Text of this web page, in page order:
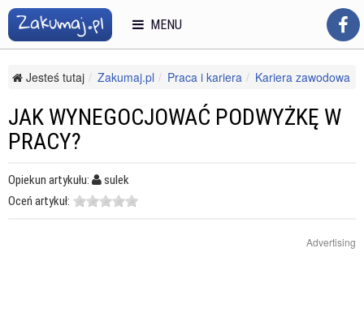
Jesteś tutaj Zakumaj.pl Praca i kariera
Kariera zawodowa
Jak wynegocjować podwyżkę w pracy?
JAK WYNEGOCJOWAĆ PODWYŻKĘ W
PRACY?
Opiekun artykułu:
sulek
Oceń artykuł:
Advertising
MENU